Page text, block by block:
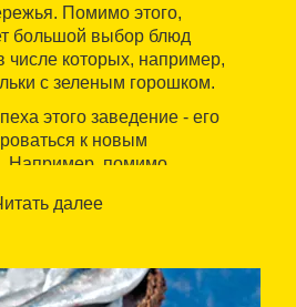
Помимо этого,
большой выбор блюд
числе которых, например,
с зеленым горошком.
этого заведение - его
к новым
Например, помимо
магазин, где можно
далее